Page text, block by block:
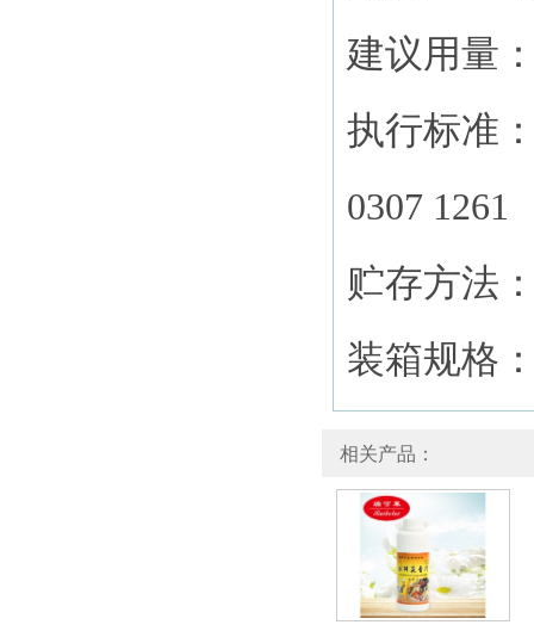
建议用量
执行标准
0307 1261
贮存方
装箱规格
相关产品：